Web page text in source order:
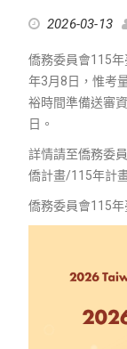
2026-03-13
僑務委員會115
年3月8日，惟考
裕時間準備送審
日。
詳情請至僑務委
僑計畫/115年計
僑務委員會115